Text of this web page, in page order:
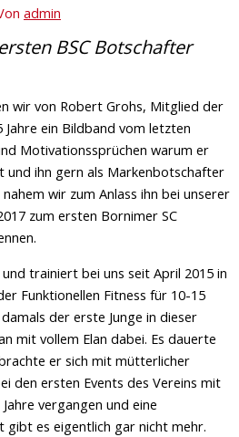
admin
BSC Botschafter
wir von Robert Grohs, Mitglied der
Jahre ein Bildband vom letzten
Motivationssprüchen warum er
und ihn gern als Markenbotschafter
wir zum Anlass ihn bei unserer
zum ersten Bornimer SC
trainiert bei uns seit April 2015 in
Funktionellen Fitness für 10-15
der erste Junge in dieser
mit vollem Elan dabei. Es dauerte
er sich mit mütterlicher
den ersten Events des Vereins mit
vergangen und eine
gibt es eigentlich gar nicht mehr.